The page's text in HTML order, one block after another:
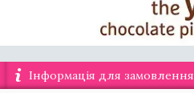
Інформація для замовлення